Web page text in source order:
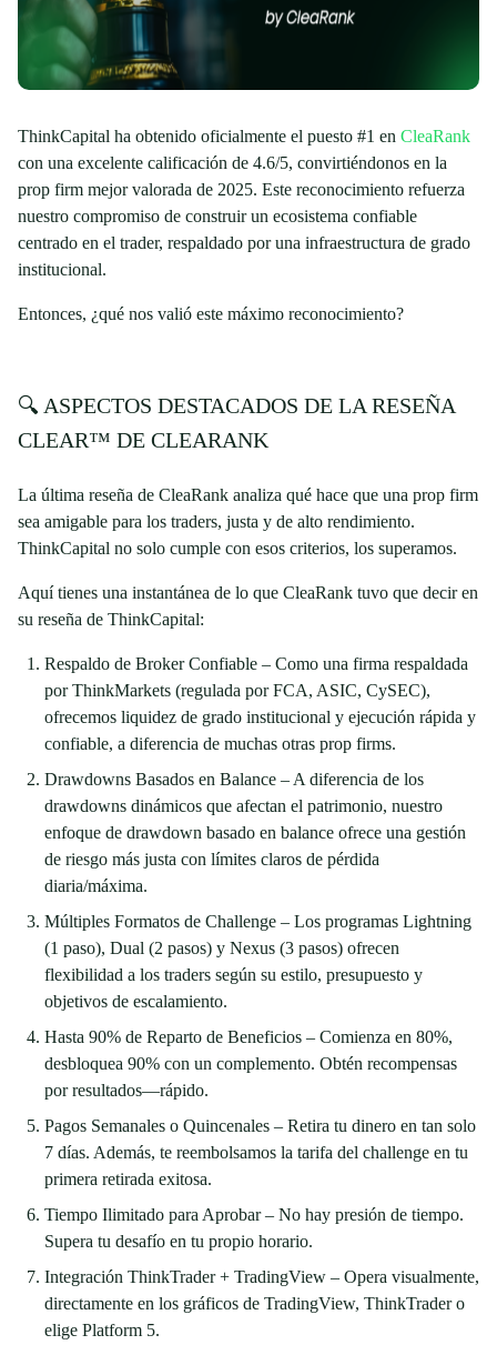
ThinkCapital ha obtenido oficialmente el puesto #1 en CleaRank
con una excelente calificación de 4.6/5, convirtiéndonos en la
prop firm mejor valorada de 2025. Este reconocimiento refuerza
nuestro compromiso de construir un ecosistema confiable
centrado en el trader, respaldado por una infraestructura de grado
institucional.
Entonces, ¿qué nos valió este máximo reconocimiento?
🔍 ASPECTOS DESTACADOS DE LA RESEÑA
CLEAR™ DE CLEARANK
La última reseña de CleaRank analiza qué hace que una prop firm
sea amigable para los traders, justa y de alto rendimiento.
ThinkCapital no solo cumple con esos criterios, los superamos.
Aquí tienes una instantánea de lo que CleaRank tuvo que decir en
su reseña de ThinkCapital:
Respaldo de Broker Confiable – Como una firma respaldada
por ThinkMarkets (regulada por FCA, ASIC, CySEC),
ofrecemos liquidez de grado institucional y ejecución rápida y
confiable, a diferencia de muchas otras prop firms.
Drawdowns Basados en Balance – A diferencia de los
drawdowns dinámicos que afectan el patrimonio, nuestro
enfoque de drawdown basado en balance ofrece una gestión
de riesgo más justa con límites claros de pérdida
diaria/máxima.
Múltiples Formatos de Challenge – Los programas Lightning
(1 paso), Dual (2 pasos) y Nexus (3 pasos) ofrecen
flexibilidad a los traders según su estilo, presupuesto y
objetivos de escalamiento.
Hasta 90% de Reparto de Beneficios – Comienza en 80%,
desbloquea 90% con un complemento. Obtén recompensas
por resultados—rápido.
Pagos Semanales o Quincenales – Retira tu dinero en tan solo
7 días. Además, te reembolsamos la tarifa del challenge en tu
primera retirada exitosa.
Tiempo Ilimitado para Aprobar – No hay presión de tiempo.
Supera tu desafío en tu propio horario.
Integración ThinkTrader + TradingView – Opera visualmente,
directamente en los gráficos de TradingView, ThinkTrader o
elige Platform 5.